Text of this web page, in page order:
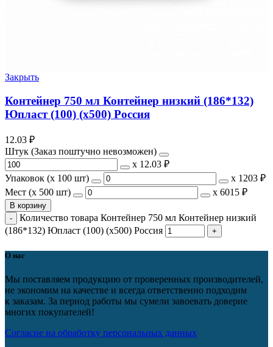
Закрыть
Контейнер 750 мл Контейнер низкий (186*132)
Юпласт (100) (х500) Россия
12.03 ₽
Штук (Заказ поштучно невозможен)
х 12.03 ₽
Упаковок (x 100 шт)
х 1203 ₽
Мест (x 500 шт)
х 6015 ₽
В корзину
Количество товара Контейнер 750 мл Контейнер низкий
(186*132) Юпласт (100) (х500) Россия
О нас
Мы поставляем продукцию от проверенных производителей,
не экономим на качестве и всегда ответственно подходим
к заказам. За период работы мы сумели завоевать доверие
многих покупателей!
Согласие на обработку персональных данных